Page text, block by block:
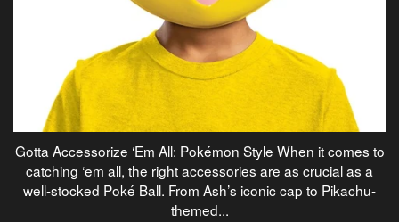
Gotta Accessorize ‘Em All: Pokémon Style When it comes to
catching ‘em all, the right accessories are as crucial as a
well-stocked Poké Ball. From Ash’s iconic cap to Pikachu-
themed...